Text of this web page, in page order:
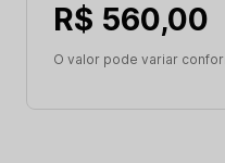
R$ 560,00
O valor pode variar